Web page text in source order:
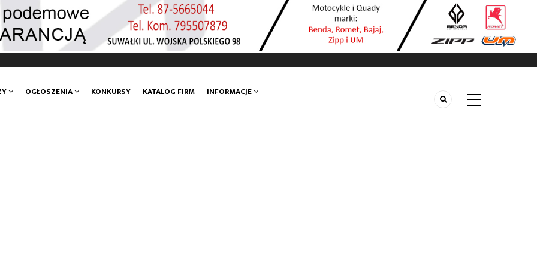
OGŁOSZENIA KONKURSY KATALOG FIRM INFORMACJE